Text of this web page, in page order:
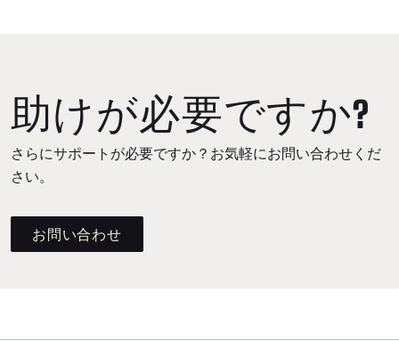
助けが必要ですか?
さらにサポートが必要ですか？お気軽にお問い合わせくだ
さい。
お問い合わせ